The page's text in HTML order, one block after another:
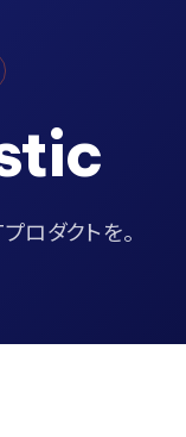
ロダクトを。